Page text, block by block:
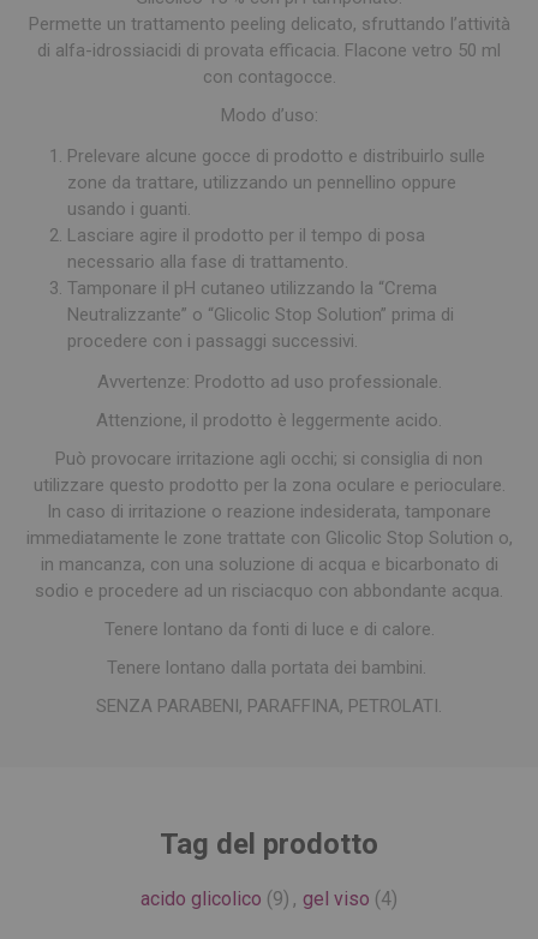
Permette un trattamento peeling delicato, sfruttando l’attività
di alfa-idrossiacidi di provata efficacia. Flacone vetro 50 ml
con contagocce.
Modo d’uso:
Prelevare alcune gocce di prodotto e distribuirlo sulle
zone da trattare, utilizzando un pennellino oppure
usando i guanti.
Lasciare agire il prodotto per il tempo di posa
necessario alla fase di trattamento.
Tamponare il pH cutaneo utilizzando la “Crema
Neutralizzante” o “Glicolic Stop Solution” prima di
procedere con i passaggi successivi.
Avvertenze: Prodotto ad uso professionale.
Attenzione, il prodotto è leggermente acido.
Può provocare irritazione agli occhi; si consiglia di non
utilizzare questo prodotto per la zona oculare e perioculare.
In caso di irritazione o reazione indesiderata, tamponare
immediatamente le zone trattate con Glicolic Stop Solution o,
in mancanza, con una soluzione di acqua e bicarbonato di
sodio e procedere ad un risciacquo con abbondante acqua.
Tenere lontano da fonti di luce e di calore.
Tenere lontano dalla portata dei bambini.
SENZA PARABENI, PARAFFINA, PETROLATI.
Tag del prodotto
acido glicolico (9) , gel viso (4)